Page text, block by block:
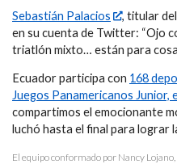
Sebastián Palacios
, titular
en su cuenta de Twitter: “Ojo
triatlón mixto… están para
Ecuador participa con 168
Juegos Panamericanos Junior,
compartimos el emocionante
luchó hasta el final para lograr
El equipo conformado por Nancy